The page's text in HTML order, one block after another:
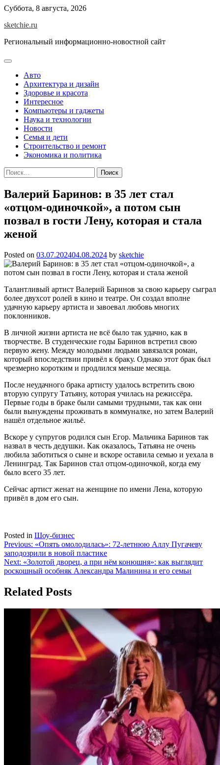
Skip
content
Суббота, 8 августа, 2026
sketchie.ru
Региональный информационно-новостной сайт
Авто
Архитектура и дизайн
Здоровье и красота
Интересное
Компьютеры и гаджеты
Наука и технологии
Новости
Семья и дети
Строительство и ремонт
Экономика и политика
Найти:
Валерий Баринов: в 35 лет стал
«отцом-одиночкой», а потом сын
позвал в гости Лену, которая и стала
женой
Posted on 03.07.202404.08.2024 by sketchie
Талантливый артист Валерий Баринов за свою карьеру сыграл
более двухсот ролей в кино и театре. Он создал вполне
удачную карьеру артиста и завоевал любовь многих
поклонников.
В личной жизни артиста не всё было так удачно, как в
творчестве. В студенческие годы Баринов встретил свою
первую жену. Между молодыми людьми завязался роман,
который впоследствии привёл к браку. Однако этот брак был
чрезмерно коротким и продлился меньше месяца.
После неудачного брака артисту удалось встретить свою
вторую супругу Татьяну, которая училась на режиссёра.
Первые годы в браке были самыми трудными, так как они
были вынуждены проживать в коммуналке, но затем Валерий
нашёл отдельное жильё.
Вскоре у супругов родился сын Егор. Мальчика Баринов так
назвал в честь дедушки. Как оказалось, Татьяна не очень
любила заботиться о сыне и вскоре оставила семью и уехала в
Ленинград. Так Баринов стал отцом-одиночкой, когда ему
было всего 35 лет.
Сейчас артист женат на женщине по имени Лена, которую
привёл в дом его сын.
Posted in Шоу-бизнес
Навигация
по
записям
Previous: «Опять омолодилась»: 72-летнюю Аллу Пугачеву
заподозрили в новой пластике
Next: «Золотой дворец, а при нём конюшня»: как выглядит
роскошный особняк Александра Малинина и его семьи
Related Posts